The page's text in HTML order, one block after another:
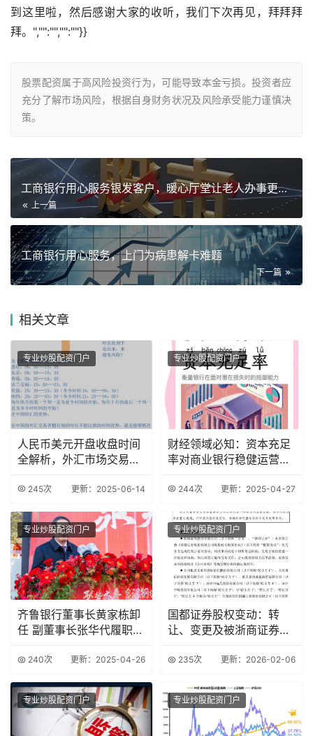
到这里啦，然后感谢大家的收听，我们下次再见，拜拜拜
拜。","":"","":""}}
股票配资属于高风险投资行为，可能导致本金亏损。投资者应
充分了解市场风险，根据自身财务状况及风险承受能力谨慎决
策。
工商银行用心服务银发客户，暖心厅堂让老人办事更便捷
上一篇
工商银行用心服务，上门为病患解卡难题
下一篇
相关文章
专业炒股配资门户
人民币美元开盘收盘时间
全解析，外汇市场交易时
245次 更新：2025-06-14
专业炒股配资门户
财经领域必知：资本充足
率对商业银行稳健运营的
244次 更新：2025-04-27
专业炒股配资门户
齐鲁银行董事长黄家栋卸
任 副董事长张华代履职
240次 更新：2025-04-26
专业炒股配资门户
国都证券股权变动：转
让、变更及被浙商证券收
235次 更新：2026-02-06
专业炒股配资门户 专业炒股配资门户